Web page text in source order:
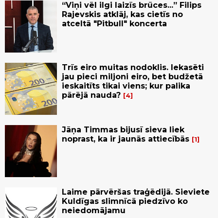
“Viņi vēl ilgi laizīs brūces...” Filips
Rajevskis atklāj, kas cietīs no
atceltā "Pitbull" koncerta
Trīs eiro muitas nodoklis. Iekasēti
jau pieci miljoni eiro, bet budžetā
ieskaitīts tikai viens; kur palika
pārējā nauda?
4
Jāņa Timmas bijusī sieva liek
noprast, ka ir jaunās attiecībās
1
Laime pārvēršas traģēdijā. Sieviete
Kuldīgas slimnīcā piedzīvo ko
neiedomājamu